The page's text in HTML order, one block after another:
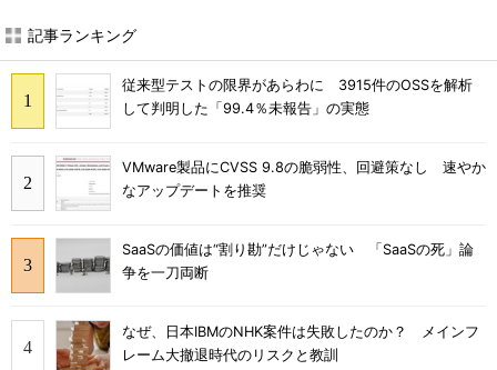
記事ランキング
従来型テストの限界があらわに 3915件のOSSを解析
して判明した「99.4％未報告」の実態
VMware製品にCVSS 9.8の脆弱性、回避策なし 速やか
なアップデートを推奨
SaaSの価値は“割り勘”だけじゃない 「SaaSの死」論
争を一刀両断
なぜ、日本IBMのNHK案件は失敗したのか？ メインフ
レーム大撤退時代のリスクと教訓